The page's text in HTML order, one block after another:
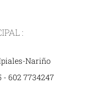
:
Nariño
- 602 7734247